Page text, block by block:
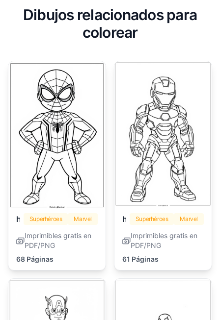
Dibujos relacionados para
colorear
Superhéroes Marvel
Imprimibles gratis en
PDF/PNG
68 Páginas
Superhéroes Marvel
Imprimibles gratis en
PDF/PNG
61 Páginas